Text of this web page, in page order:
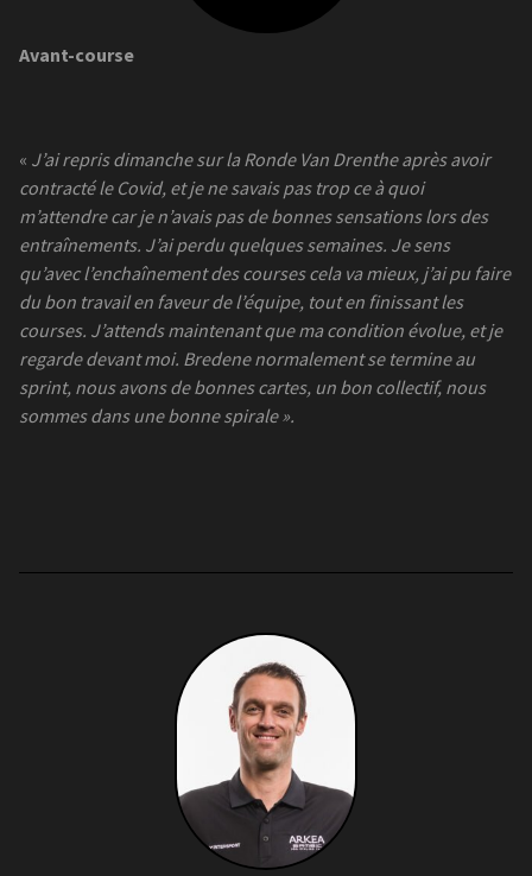
Avant-course
« J’ai repris dimanche sur la Ronde Van Drenthe après avoir
contracté le Covid, et je ne savais pas trop ce à quoi
m’attendre car je n’avais pas de bonnes sensations lors des
entraînements. J’ai perdu quelques semaines. Je sens
qu’avec l’enchaînement des courses cela va mieux, j’ai pu faire
du bon travail en faveur de l’équipe, tout en finissant les
courses. J’attends maintenant que ma condition évolue, et je
regarde devant moi. Bredene normalement se termine au
sprint, nous avons de bonnes cartes, un bon collectif, nous
sommes dans une bonne spirale ».